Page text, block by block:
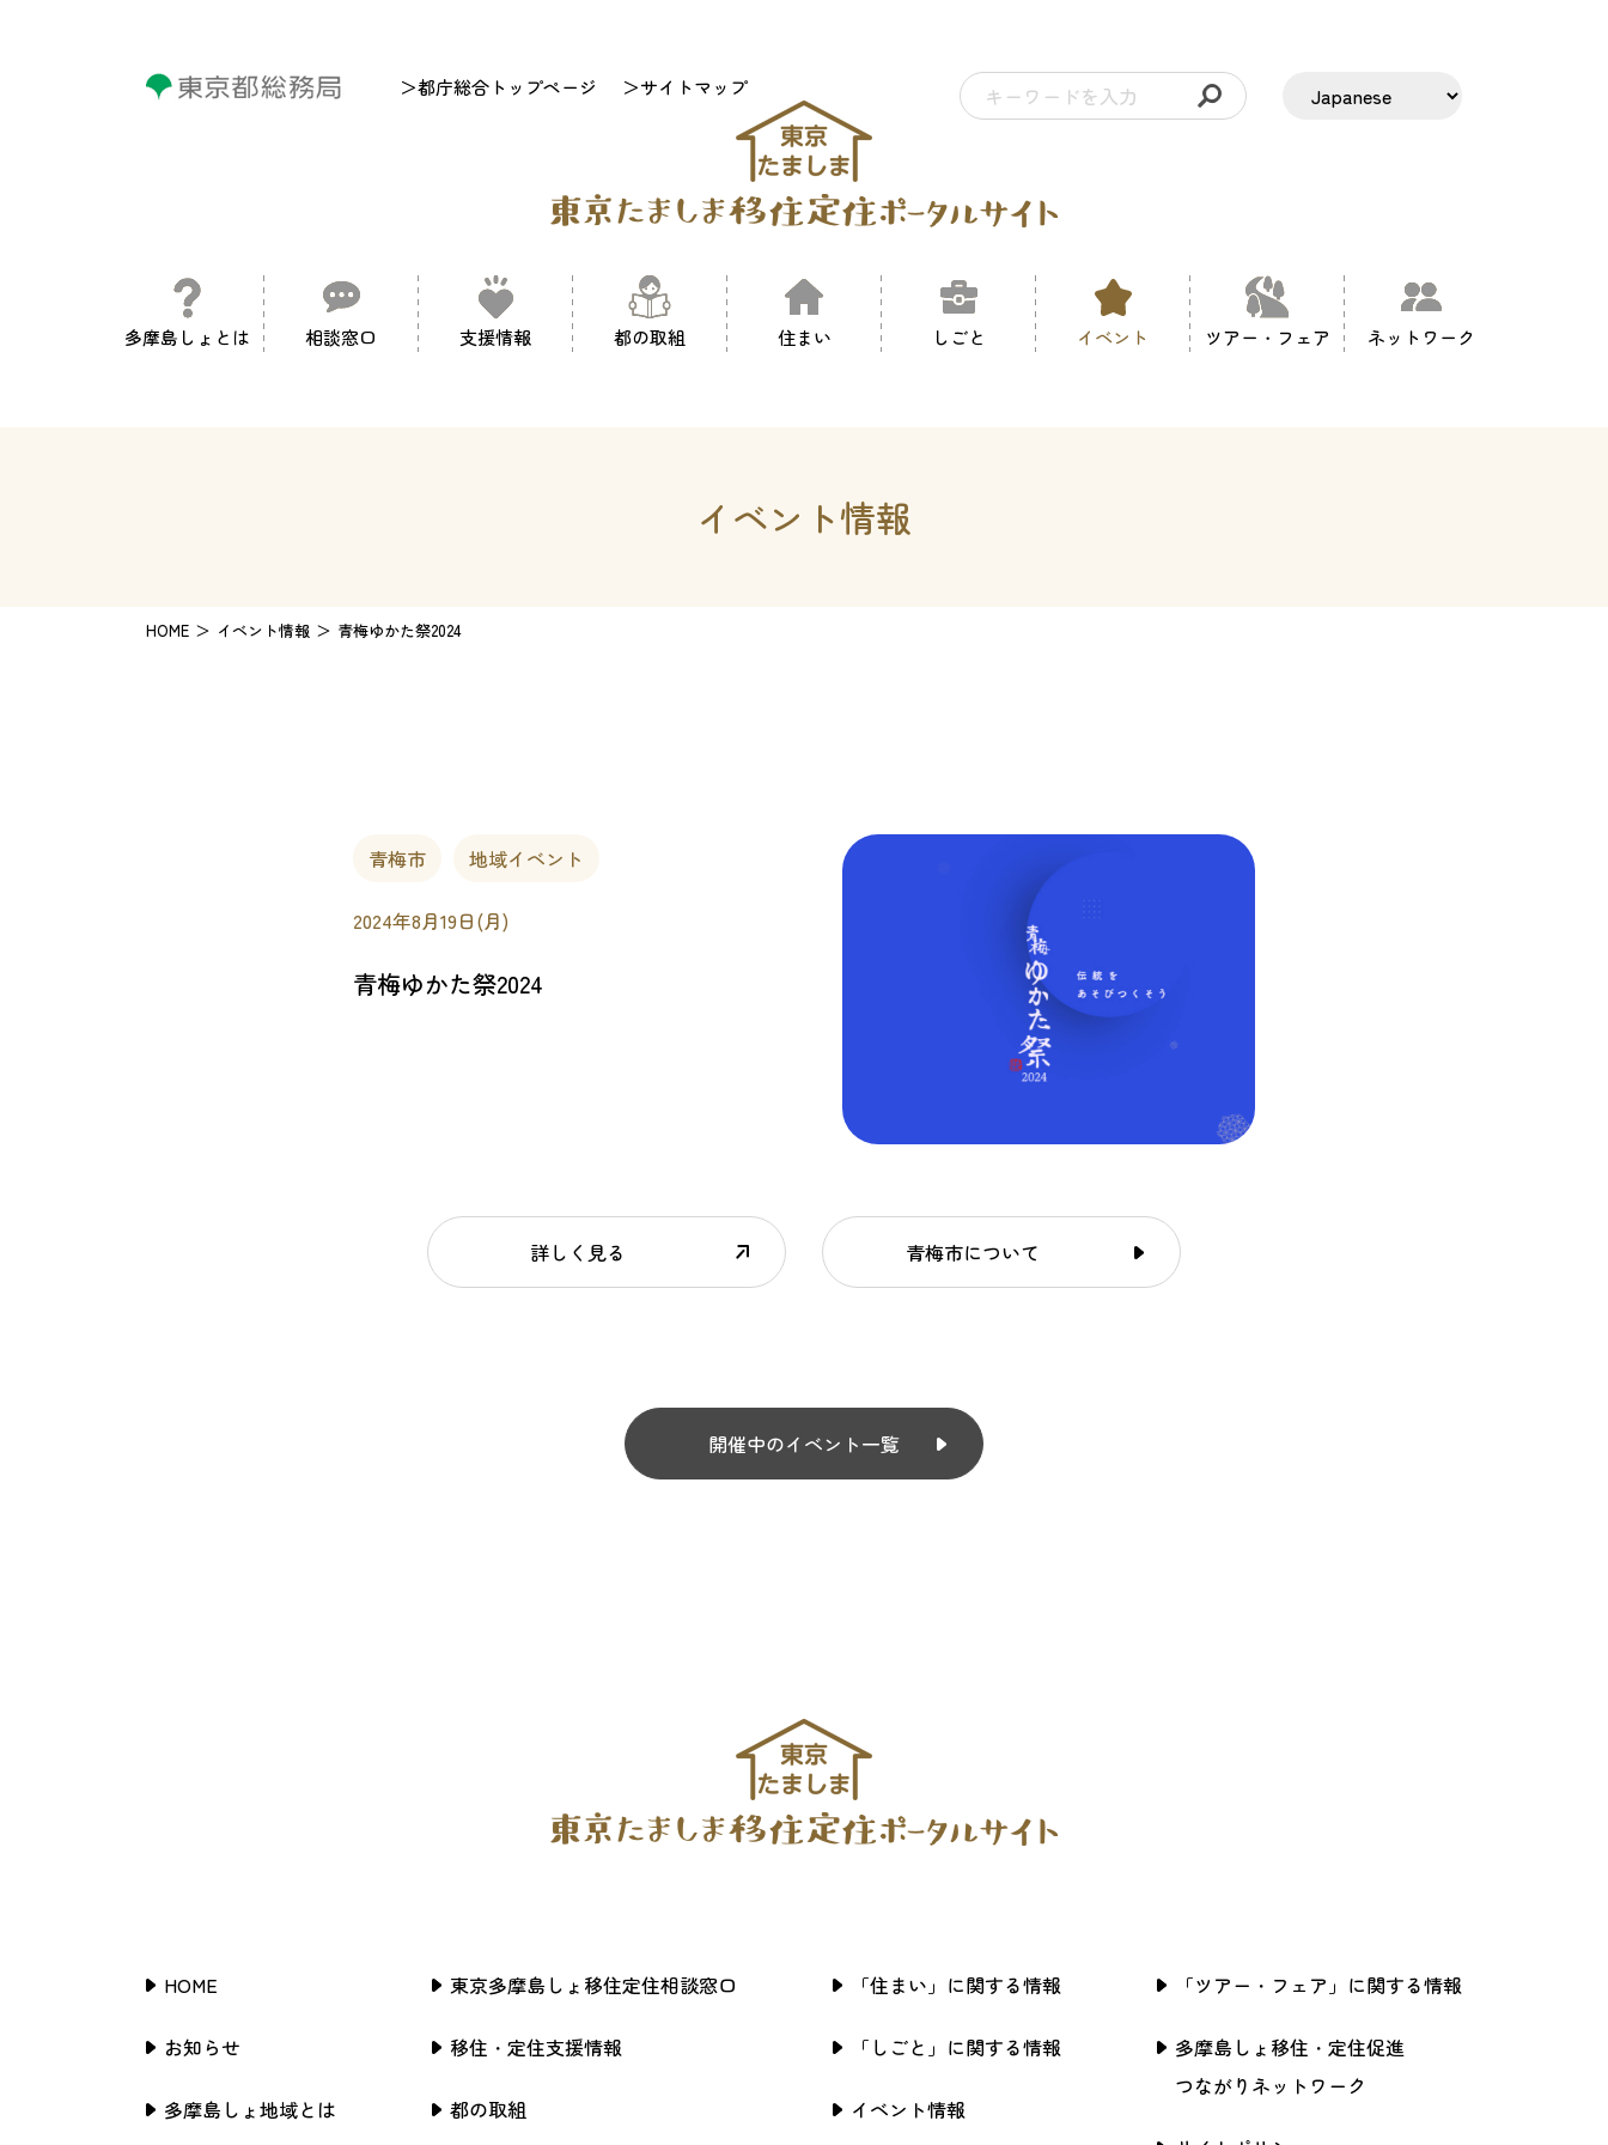
＞都庁総合トップページ ＞サイトマップ
多摩島しょとは 相談窓口 支援情報 都の取組 住まい しごと イベント ツアー・フェア ネットワーク
イベント情報
HOME イベント情報 青梅ゆかた祭2024
青梅市 地域イベント
2024年8月19日(月)
青梅ゆかた祭2024
詳しく見る 青梅市について
開催中のイベント一覧
HOME
お知らせ
多摩島しょ地域とは
東京多摩島しょ移住定住相談窓口
移住・定住支援情報
都の取組
「住まい」に関する情報
「しごと」に関する情報
イベント情報
「ツアー・フェア」に関する情報
多摩島しょ移住・定住促進
つながりネットワーク